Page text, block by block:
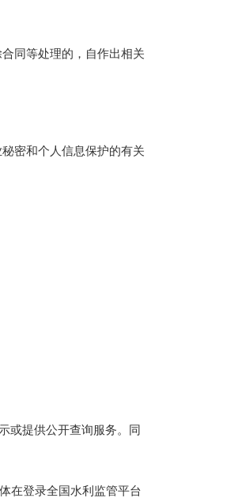
同等处理的，自作出相关
密和个人信息保护的有关
或提供公开查询服务。同
在登录全国水利监管平台